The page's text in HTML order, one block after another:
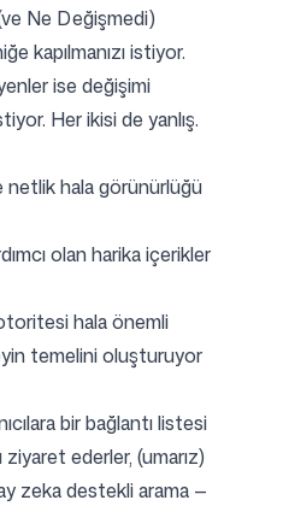
Ne Değişmedi)
kapılmanızı istiyor.
ise değişimi
Her ikisi de yanlış.
hala görünürlüğü
olan harika içerikler
hala önemli
temelini oluşturuyor
bir bağlantı listesi
ziyaret ederler, (umarız)
zeka destekli arama —